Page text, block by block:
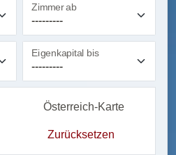
Zimmer ab
Eigenkapital bis
Österreich-Karte
Zurücksetzen